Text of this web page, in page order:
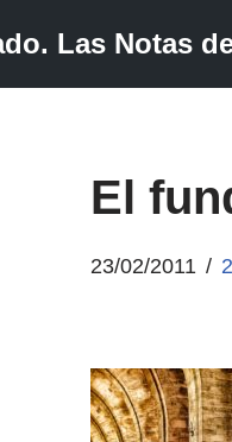
Las Notas
El
23/02/2011